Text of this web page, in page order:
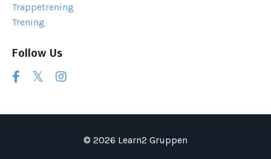
Trappetrening
Trening
Follow Us
© 2026 Learn2 Gruppen